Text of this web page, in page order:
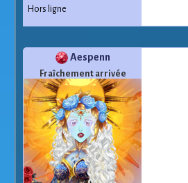
Hors ligne
Aespenn
Fraîchement arrivée